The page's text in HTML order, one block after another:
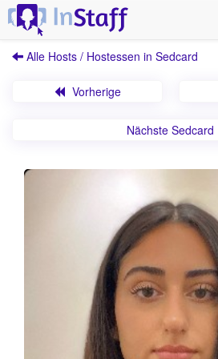
Alle Hosts / Hostessen in Sedcard
Vorherige
Nächste Sedcard